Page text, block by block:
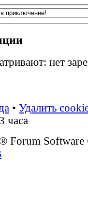
нет
• Удалить
часа
® Forum